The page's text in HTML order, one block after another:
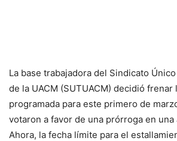
La base trabajadora del Sindicato
de la UACM (SUTUACM) decidió frenar
programada para este primero de
votaron a favor de una prórroga en una
Ahora, la fecha límite para el